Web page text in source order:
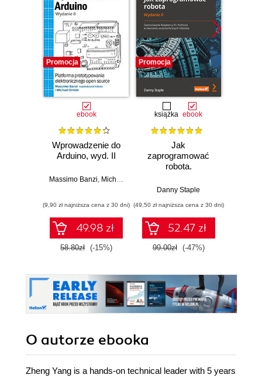
Promocja
ebook
Wprowadzenie do
Arduino, wyd. II
Massimo Banzi, Michael Shiloh
(9,90 zł najniższa cena z 30 dni)
49.98 zł
58.80zł (-15%)
Promocja
książka ebook
Jak
zaprogramować
robota.
Raspberry Pi i
tworzeniu
autonomicznych
robotów. Wydanie
II
Danny Staple
(49,50 zł najniższa cena z 30 dni)
52.47 zł
99.00zł (-47%)
O autorze ebooka
Zheng Yang is a hands-on technical leader with 5 years